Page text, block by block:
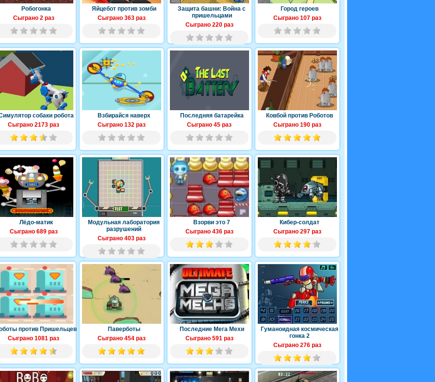
Робогонка
Сыграно 2 раз
Яйцебот против зомби
Сыграно 363 раз
Защита башни: Война с
пришельцами
Сыграно 220 раз
Город героев
Сыграно 107 раз
собаки робота
Сыграно 2173 раз
Взбирайся наверх
Сыграно 132 раз
Последняя батарейка
Сыграно 45 раз
Ковбой против Роботов
Сыграно 190 раз
Лёдо-матик
Сыграно 689 раз
Модульная лаборатория
разрушений
Сыграно 403 раз
Взорви это 7
Сыграно 436 раз
Кибер-солдат
Сыграно 297 раз
против Пришельцев
Сыграно 1081 раз
Паверботы
Сыграно 454 раз
Последние Мега Мехи
Сыграно 591 раз
Гуманоидная космическая
гонка 2
Сыграно 276 раз